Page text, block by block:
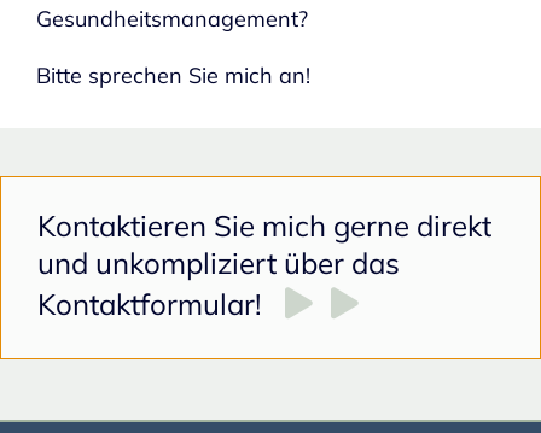
Gesundheitsmanagement?
Bitte sprechen Sie mich an!
Kontaktieren Sie mich gerne direkt
und unkompliziert über das
Kontaktformular!